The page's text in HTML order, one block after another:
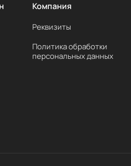
Компания
Реквизиты
Политика обработки
персональных данных